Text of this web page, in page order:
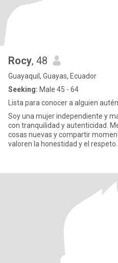
Rocy, 48
Guayaquil, Guayas, Ecuador
Seeking: Male 45 - 64
Lista para conocer a alguien
Soy una mujer independiente y
con tranquilidad y autenticidad.
cosas nuevas y compartir
valoren la honestidad y el